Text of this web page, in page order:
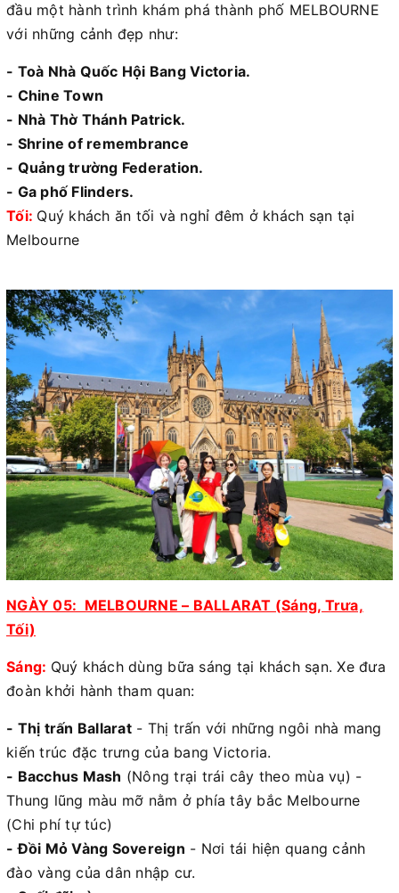
đầu một hành trình khám phá thành phố MELBOURNE
với những cảnh đẹp như:
- Toà Nhà Quốc Hội Bang Victoria.
- Chine Town
- Nhà Thờ Thánh Patrick.
- Shrine of remembrance
- Quảng trường Federation.
- Ga phố Flinders.
Tối: Quý khách ăn tối và nghỉ đêm ở khách sạn tại
Melbourne
NGÀY 05: MELBOURNE – BALLARAT (Sáng, Trưa,
Tối)
Sáng: Quý khách dùng bữa sáng tại khách sạn. Xe đưa
đoàn khởi hành tham quan:
- Thị trấn Ballarat- Thị trấn với những ngôi nhà mang
kiến trúc đặc trưng của bang Victoria.
- Bacchus Mash (Nông trại trái cây theo mùa vụ) -
Thung lũng màu mỡ nằm ở phía tây bắc Melbourne
(Chi phí tự túc)
- Đồi Mỏ Vàng Sovereign - Nơi tái hiện quang cảnh
đào vàng của dân nhập cư.